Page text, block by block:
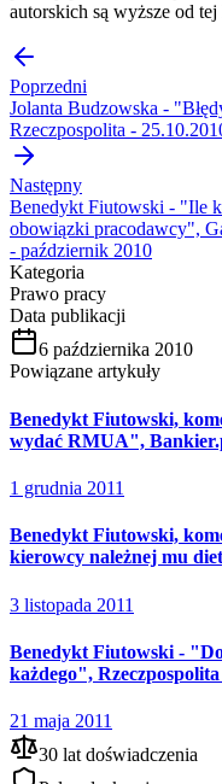
autorskich są wyższe od
Poprzedni
Jolanta Budzowska -
Rzeczpospolita -
Następny
Benedykt Fiutowski - "Ile
obowiązki pracodawcy",
- październik 2010
Kategoria
Prawo pracy
Data publikacji
6 października 2010
Powiązane artykuły
Benedykt Fiutowski,
wydać RMUA",
1 grudnia 2011
Benedykt Fiutowski,
kierowcy należnej mu
3 listopada 2011
Benedykt Fiutowski -
każdego", Rzeczpospolita
21 maja 2011
30 lat doświadczenia